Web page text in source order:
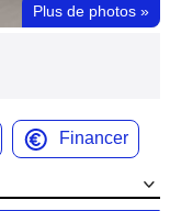
Plus de photos »
Financer